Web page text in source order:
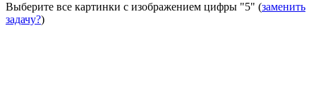
Выберите все картинки с изображением цифры "5" (заменить
задачу?)